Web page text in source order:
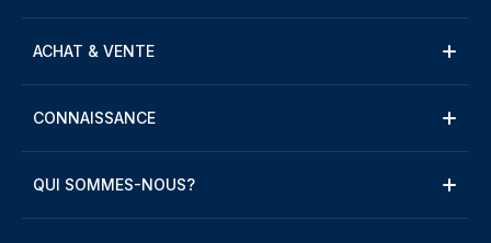
ACHAT & VENTE
CONNAISSANCE
QUI SOMMES-NOUS?